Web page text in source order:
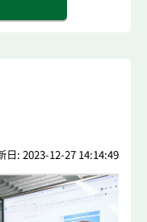
日: 2023-12-27 14:14:49